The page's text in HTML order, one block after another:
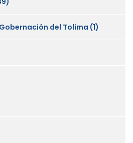
del Tolima (1)